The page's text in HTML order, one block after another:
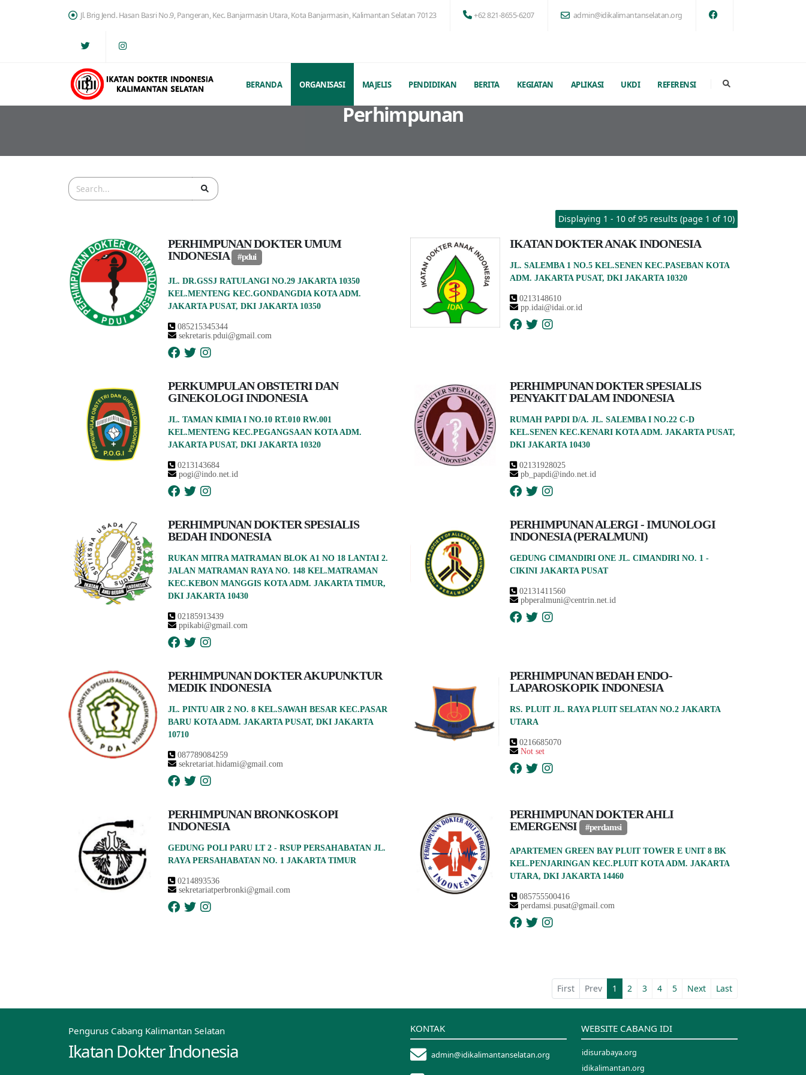
Jl. Brig Jend. Hasan Basri No.9, Pangeran, Kec. Banjarmasin Utara, Kota Banjarmasin, Kalimantan Selatan 70123 +62 821-8655-6207 admin@idikalimantanselatan.org
BERANDA ORGANISASI MAJELIS PENDIDIKAN BERITA KEGIATAN APLIKASI UKDI REFERENSI
Perhimpunan
Displaying 1 - 10 of 95 results (page 1 of 10)
PERHIMPUNAN DOKTER UMUM
INDONESIA
#pdui
JL. DR.GSSJ RATULANGI NO.29 JAKARTA 10350
KEL.MENTENG KEC.GONDANGDIA KOTA ADM.
JAKARTA PUSAT, DKI JAKARTA 10350
085215345344
sekretaris.pdui@gmail.com
IKATAN DOKTER ANAK INDONESIA
JL. SALEMBA 1 NO.5 KEL.SENEN KEC.PASEBAN KOTA
ADM. JAKARTA PUSAT, DKI JAKARTA 10320
0213148610
pp.idai@idai.or.id
PERKUMPULAN OBSTETRI DAN
GINEKOLOGI INDONESIA
JL. TAMAN KIMIA I NO.10 RT.010 RW.001
KEL.MENTENG KEC.PEGANGSAAN KOTA ADM.
JAKARTA PUSAT, DKI JAKARTA 10320
0213143684
pogi@indo.net.id
PERHIMPUNAN DOKTER SPESIALIS
PENYAKIT DALAM INDONESIA
RUMAH PAPDI D/A. JL. SALEMBA I NO.22 C-D
KEL.SENEN KEC.KENARI KOTA ADM. JAKARTA PUSAT,
DKI JAKARTA 10430
02131928025
pb_papdi@indo.net.id
PERHIMPUNAN DOKTER SPESIALIS
BEDAH INDONESIA
RUKAN MITRA MATRAMAN BLOK A1 NO 18 LANTAI 2.
JALAN MATRAMAN RAYA NO. 148 KEL.MATRAMAN
KEC.KEBON MANGGIS KOTA ADM. JAKARTA TIMUR,
DKI JAKARTA 10430
02185913439
ppikabi@gmail.com
PERHIMPUNAN ALERGI - IMUNOLOGI
INDONESIA (PERALMUNI)
GEDUNG CIMANDIRI ONE JL. CIMANDIRI NO. 1 -
CIKINI JAKARTA PUSAT
02131411560
pbperalmuni@centrin.net.id
PERHIMPUNAN DOKTER AKUPUNKTUR
MEDIK INDONESIA
JL. PINTU AIR 2 NO. 8 KEL.SAWAH BESAR KEC.PASAR
BARU KOTA ADM. JAKARTA PUSAT, DKI JAKARTA
10710
087789084259
sekretariat.hidami@gmail.com
PERHIMPUNAN BEDAH ENDO-
LAPAROSKOPIK INDONESIA
RS. PLUIT JL. RAYA PLUIT SELATAN NO.2 JAKARTA
UTARA
0216685070
Not set
PERHIMPUNAN BRONKOSKOPI
INDONESIA
GEDUNG POLI PARU LT 2 - RSUP PERSAHABATAN JL.
RAYA PERSAHABATAN NO. 1 JAKARTA TIMUR
0214893536
sekretariatperbronki@gmail.com
PERHIMPUNAN DOKTER AHLI
EMERGENSI
#perdamsi
APARTEMEN GREEN BAY PLUIT TOWER E UNIT 8 BK
KEL.PENJARINGAN KEC.PLUIT KOTA ADM. JAKARTA
UTARA, DKI JAKARTA 14460
085755500416
perdamsi.pusat@gmail.com
First Prev 1 2 3 4 5 Next Last
Pengurus Cabang Kalimantan Selatan
Ikatan Dokter Indonesia
KONTAK
admin@idikalimantanselatan.org
WEBSITE CABANG IDI
idisurabaya.org
idikalimantan.org